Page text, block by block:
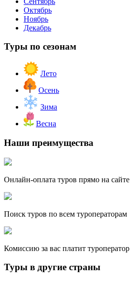
Октябрь
Ноябрь
Декабрь
Туры по сезонам
Лето
Осень
Зима
Весна
Наши преимущества
Онлайн-оплата туров прямо на сайте
Поиск туров по всем туроператорам
Комиссию за вас платит туроператор
Туры в другие страны